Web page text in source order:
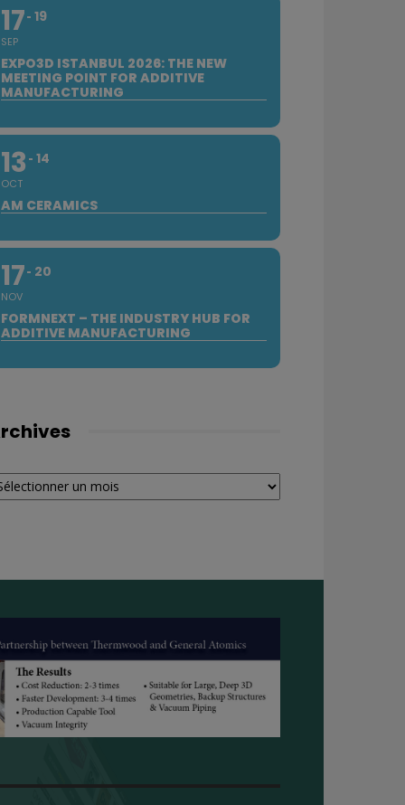
17
SEP
19
EXPO3D ISTANBUL 2026: THE NEW
MEETING POINT FOR ADDITIVE
MANUFACTURING
13
OCT
14
AM CERAMICS
17
NOV
20
FORMNEXT – THE INDUSTRY HUB FOR
ADDITIVE MANUFACTURING